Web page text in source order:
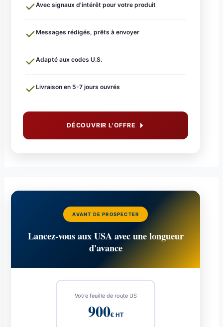
Avec signaux d'intérêt pour votre produit
Messages rédigés, prêts à envoyer
Adapté aux codes U.S.
Livraison en 5-7 jours ouvrés
DÉCOUVRIR L'OFFRE
AVANT DE PROSPECTER
Lancez-vous aux USA avec une longueur
d'avance
Votre feuille de route US
900€ HT